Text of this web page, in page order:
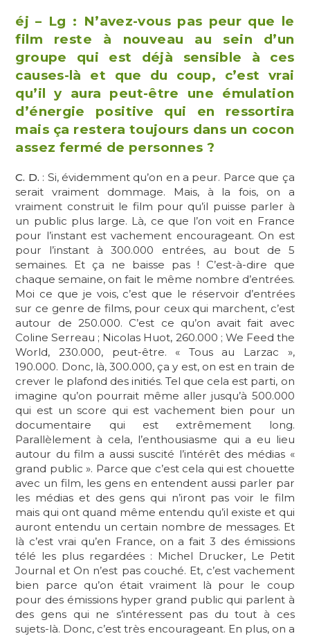
éj – Lg : N’avez-vous pas peur que le
film reste à nouveau au sein d’un
groupe qui est déjà sensible à ces
causes-là et que du coup, c’est vrai
qu’il y aura peut-être une émulation
d’énergie positive qui en ressortira
mais ça restera toujours dans un cocon
assez fermé de personnes ?
C. D. : Si, évidemment qu’on en a peur. Parce que ça
serait vraiment dommage. Mais, à la fois, on a
vraiment construit le film pour qu’il puisse parler à
un public plus large. Là, ce que l’on voit en France
pour l’instant est vachement encourageant. On est
pour l’instant à 300.000 entrées, au bout de 5
semaines. Et ça ne baisse pas ! C’est-à-dire que
chaque semaine, on fait le même nombre d’entrées.
Moi ce que je vois, c’est que le réservoir d’entrées
sur ce genre de films, pour ceux qui marchent, c’est
autour de 250.000. C’est ce qu’on avait fait avec
Coline Serreau ; Nicolas Huot, 260.000 ; We Feed the
World, 230.000, peut-être. « Tous au Larzac »,
190.000. Donc, là, 300.000, ça y est, on est en train de
crever le plafond des initiés. Tel que cela est parti, on
imagine qu’on pourrait même aller jusqu’à 500.000
qui est un score qui est vachement bien pour un
documentaire qui est extrêmement long.
Parallèlement à cela, l’enthousiasme qui a eu lieu
autour du film a aussi suscité l’intérêt des médias «
grand public ». Parce que c’est cela qui est chouette
avec un film, les gens en entendent aussi parler par
les médias et des gens qui n’iront pas voir le film
mais qui ont quand même entendu qu’il existe et qui
auront entendu un certain nombre de messages. Et
là c’est vrai qu’en France, on a fait 3 des émissions
télé les plus regardées : Michel Drucker, Le Petit
Journal et On n’est pas couché. Et, c’est vachement
bien parce qu’on était vraiment là pour le coup
pour des émissions hyper grand public qui parlent à
des gens qui ne s’intéressent pas du tout à ces
sujets-là. Donc, c’est très encourageant. En plus, on a